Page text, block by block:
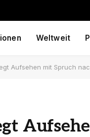
Weltweit
Aufsehen mit Spruch